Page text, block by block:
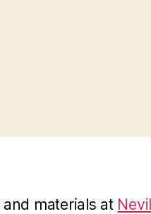
materials at